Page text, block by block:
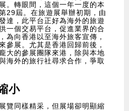
。轉眼間，這個一年一度的本
29屆。在旅遊展舉辦初期，由
達，此平台正好為海外的旅遊
一個交易平台，促進業界的合
為向香港以至海外旅客宣傳，
參展。尤其是香港回歸前後，
大的參展團隊來港，除與本地
海外的旅行社尋求合作，爭取
小
覽同樣精采，但展場卻明顯縮